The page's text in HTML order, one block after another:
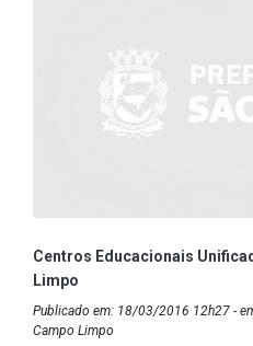
Centros Educacionais
Limpo
Publicado em: 18/03/2016 12h27 -
Campo Limpo